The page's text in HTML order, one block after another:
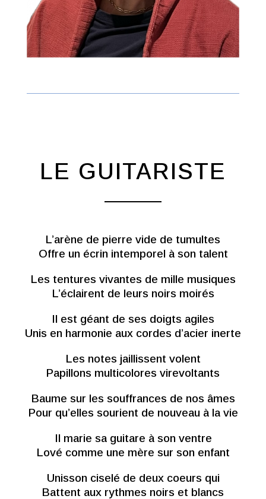
LE GUITARISTE
L’arène de pierre vide de tumultes
Offre un écrin intemporel à son talent
Les tentures vivantes de mille musiques
L’éclairent de leurs noirs moirés
Il est géant de ses doigts agiles
Unis en harmonie aux cordes d’acier inerte
Les notes jaillissent volent
Papillons multicolores virevoltants
Baume sur les souffrances de nos âmes
Pour qu’elles sourient de nouveau à la vie
Il marie sa guitare à son ventre
Lové comme une mère sur son enfant
Unisson ciselé de deux coeurs qui
Battent aux rythmes noirs et blancs